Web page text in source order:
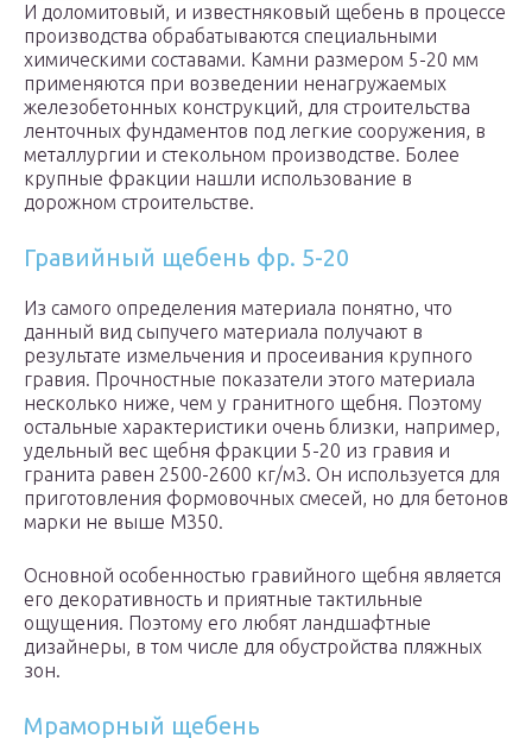
И доломитовый, и известняковый щебень в процессе
производства обрабатываются специальными
химическими составами. Камни размером 5-20 мм
применяются при возведении ненагружаемых
железобетонных конструкций, для строительства
ленточных фундаментов под легкие сооружения, в
металлургии и стекольном производстве. Более
крупные фракции нашли использование в
дорожном строительстве.
Гравийный щебень фр. 5-20
Из самого определения материала понятно, что
данный вид сыпучего материала получают в
результате измельчения и просеивания крупного
гравия. Прочностные показатели этого материала
несколько ниже, чем у гранитного щебня. Поэтому
остальные характеристики очень близки, например,
удельный вес щебня фракции 5-20 из гравия и
гранита равен 2500-2600 кг/м3. Он используется для
приготовления формовочных смесей, но для бетонов
марки не выше М350.
Основной особенностью гравийного щебня является
его декоративность и приятные тактильные
ощущения. Поэтому его любят ландшафтные
дизайнеры, в том числе для обустройства пляжных
зон.
Мраморный щебень